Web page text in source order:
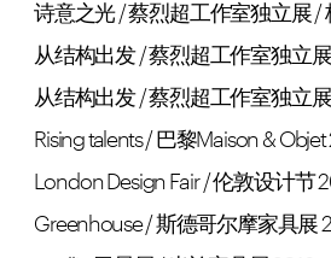
诗意之光 / 蔡烈超工作室独立展 /
从结构出发 / 蔡烈超工作室独立
从结构出发 / 蔡烈超工作室独立
Rising talents / 巴黎Maison & Objet
London Design Fair / 伦敦设计节
Greenhouse / 斯德哥尔摩家具展